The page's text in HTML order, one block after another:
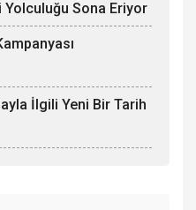
Sona Eriyor
İlgili Yeni Bir Tarih